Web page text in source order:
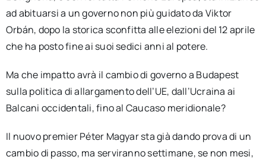
ad abituarsi a un governo non più guidato da Viktor
Orbán, dopo la storica sconfitta alle elezioni del 12 aprile
che ha posto fine ai suoi sedici anni al potere.
Ma che impatto avrà il cambio di governo a Budapest
sulla politica di allargamento dell’UE, dall’Ucraina ai
Balcani occidentali, fino al Caucaso meridionale?
Il nuovo premier Péter Magyar sta già dando prova di un
cambio di passo, ma serviranno settimane, se non mesi,